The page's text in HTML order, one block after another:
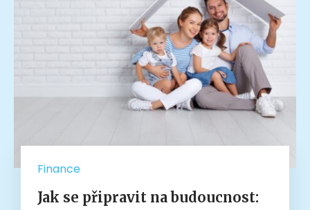
Finance
Jak se připravit na budoucnost: